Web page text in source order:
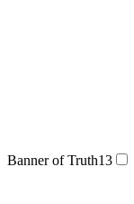
Banner of Truth13